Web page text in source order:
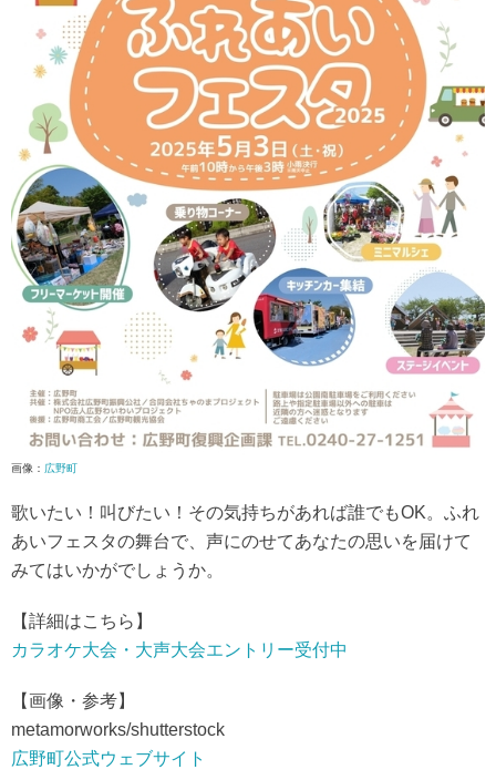
画像： 広野町
歌いたい！叫びたい！その気持ちがあれば誰でもOK。ふれ
あいフェスタの舞台で、声にのせてあなたの思いを届けて
みてはいかがでしょうか。
【詳細はこちら】
カラオケ大会・大声大会エントリー受付中
【画像・参考】
metamorworks/shutterstock
広野町公式ウェブサイト